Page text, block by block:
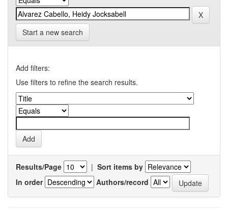
Start a new search
Add filters:
Use filters to refine the search results.
Results/Page | Sort items by
In order
Authors/record